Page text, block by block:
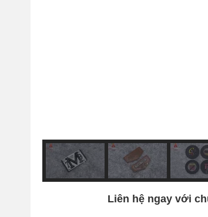
Liên hệ ngay với